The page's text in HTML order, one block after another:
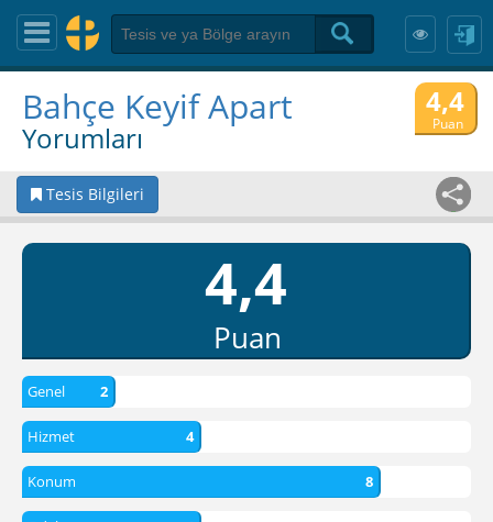
Bahçe Keyif Apart
Yorumları
4,4
Puan
Tesis Bilgileri
4,4
Puan
Genel 2
Hizmet 4
Konum 8